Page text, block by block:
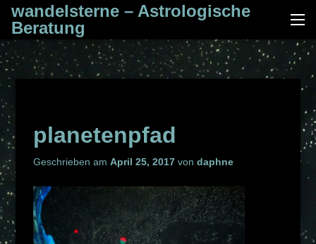
Zum
Inhalt
springen
wandelsterne – Astrologische
Beratung
planetenpfad
Geschrieben am April 25, 2017von daphne